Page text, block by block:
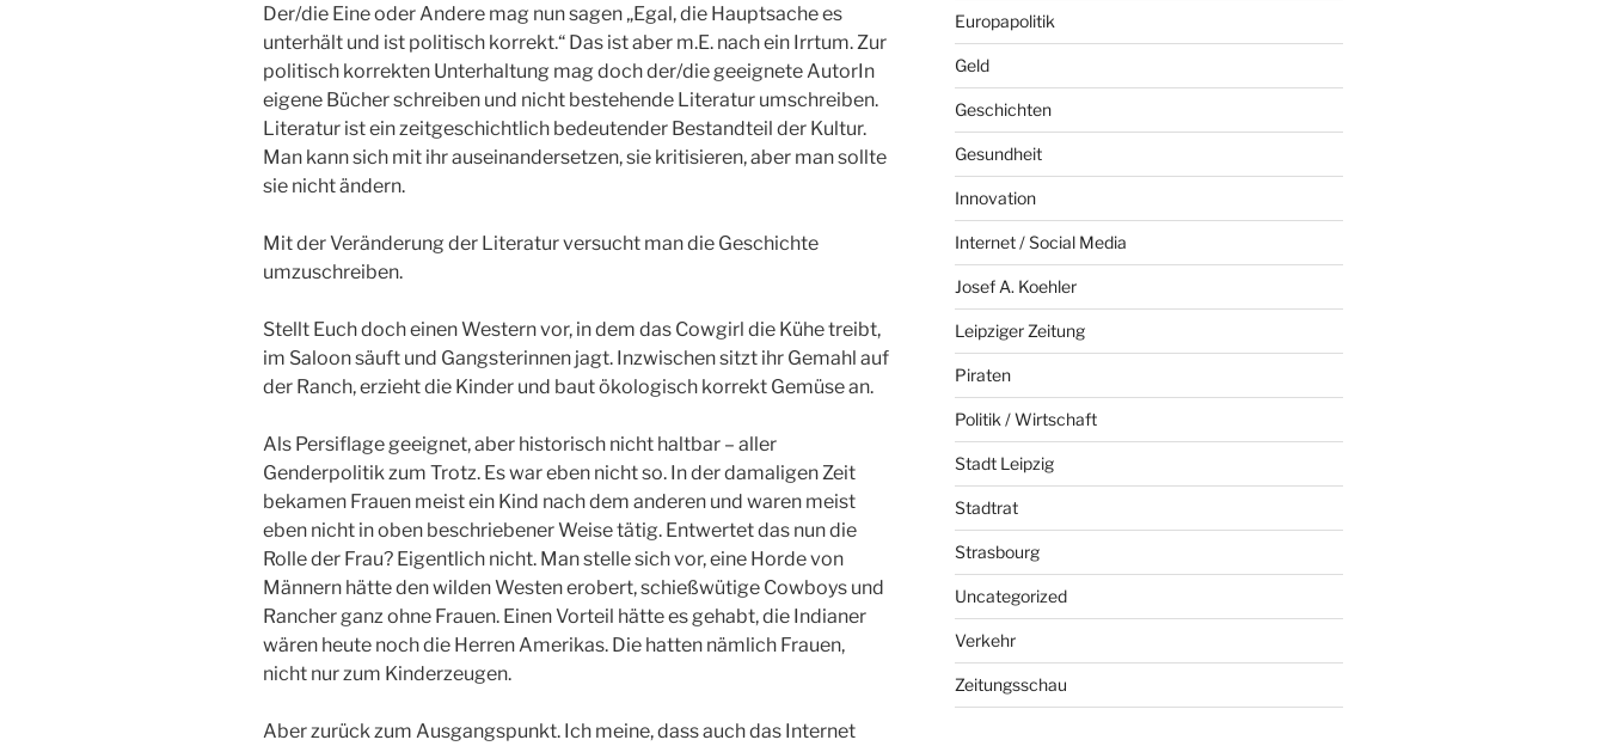
Der/die Eine oder Andere mag nun sagen „Egal, die Hauptsache es
unterhält und ist politisch korrekt.“ Das ist aber m.E. nach ein Irrtum. Zur
politisch korrekten Unterhaltung mag doch der/die geeignete AutorIn
eigene Bücher schreiben und nicht bestehende Literatur umschreiben.
Literatur ist ein zeitgeschichtlich bedeutender Bestandteil der Kultur.
Man kann sich mit ihr auseinandersetzen, sie kritisieren, aber man sollte
sie nicht ändern.
Mit der Veränderung der Literatur versucht man die Geschichte
umzuschreiben.
Stellt Euch doch einen Western vor, in dem das Cowgirl die Kühe treibt,
im Saloon säuft und Gangsterinnen jagt. Inzwischen sitzt ihr Gemahl auf
der Ranch, erzieht die Kinder und baut ökologisch korrekt Gemüse an.
Als Persiflage geeignet, aber historisch nicht haltbar – aller
Genderpolitik zum Trotz. Es war eben nicht so. In der damaligen Zeit
bekamen Frauen meist ein Kind nach dem anderen und waren meist
eben nicht in oben beschriebener Weise tätig. Entwertet das nun die
Rolle der Frau? Eigentlich nicht. Man stelle sich vor, eine Horde von
Männern hätte den wilden Westen erobert, schießwütige Cowboys und
Rancher ganz ohne Frauen. Einen Vorteil hätte es gehabt, die Indianer
wären heute noch die Herren Amerikas. Die hatten nämlich Frauen,
nicht nur zum Kinderzeugen.
Aber zurück zum Ausgangspunkt. Ich meine, dass auch das Internet
Europapolitik
Geld
Geschichten
Gesundheit
Innovation
Internet / Social Media
Josef A. Koehler
Leipziger Zeitung
Piraten
Politik / Wirtschaft
Stadt Leipzig
Stadtrat
Strasbourg
Uncategorized
Verkehr
Zeitungsschau